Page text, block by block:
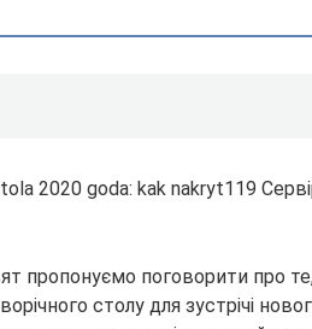
пропонуємо поговорити про
столу для зустрічі